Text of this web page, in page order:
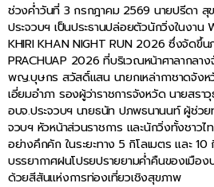
ช่วงค่ำวันที่ 3 กรกฎาคม 2569 นายปรีดา สุ
ประจวบฯ เป็นประธานปล่อยตัวนักวิ่งในงาน
KHIRI KHAN NIGHT RUN 2026 ซึ่งจัดขึ้น
PRACHUAP 2026 ที่บริเวณหน้าศาลากลา
พญ.บุษกร สวัสดิ์แสน นายกเหล่ากาชาดจัง
เอี่ยมอำภา รองผู้ว่าราชการจังหวัด นายสร
อบจ.ประจวบฯ นายธนัท ปภพธนานนท์ ผู้ช่วย
จวบฯ หัวหน้าส่วนราชการ และนักวิ่งทั้งชาวไ
อย่างคึกคัก ในระยะทาง 5 กิโลเมตร และ 10
บรรยากาศฝนโปรยปรายยามค่ำคืนของเมือง
ด้วยสีสันแห่งการท่องเที่ยวเชิงสุขภาพ